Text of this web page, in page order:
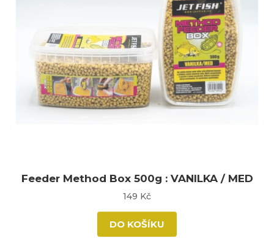
Feeder Method Box 500g : VANILKA / MED
149 Kč
DO KOŠÍKU